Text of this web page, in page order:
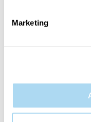
Marketing
Golden
Medium Jar